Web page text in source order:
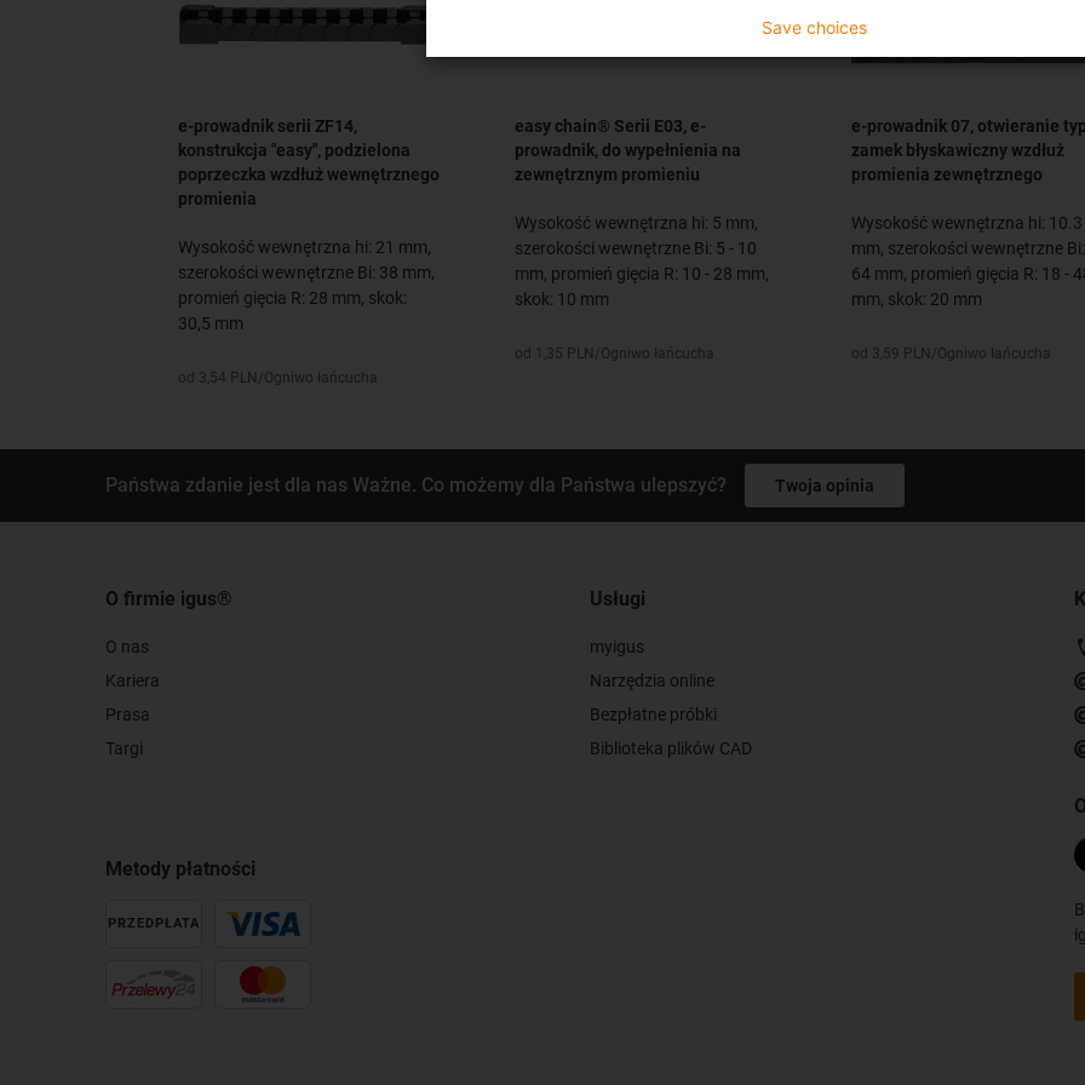
e-prowadnik serii ZF14,
konstrukcja "easy", podzielona
poprzeczka wzdłuż wewnętrznego
promienia
Wysokość wewnętrzna hi: 21 mm,
szerokości wewnętrzne Bi: 38 mm,
promień gięcia R: 28 mm, skok:
30,5 mm
od 3,54 PLN/Ogniwo łańcucha
easy chain® Serii E03, e-
prowadnik, do wypełnienia na
zewnętrznym promieniu
Wysokość wewnętrzna hi: 5 mm,
szerokości wewnętrzne Bi: 5 - 10
mm, promień gięcia R: 10 - 28 mm,
skok: 10 mm
od 1,35 PLN/Ogniwo łańcucha
e-prowadnik 07, otwieranie
zamek błyskawiczny wzdłuż
promienia zewnętrznego
Wysokość wewnętrzna hi: 10.3
mm, szerokości wewnętrzne
64 mm, promień gięcia R: 18 -
mm, skok: 20 mm
od 3,59 PLN/Ogniwo łańcucha
Państwa zdanie jest dla nas Ważne. Co możemy dla Państwa ulepszyć? Twoja opinia
O firmie igus®
O nas
Kariera
Prasa
Targi
Usługi
myigus
Narzędzia online
Bezpłatne próbki
Biblioteka plików CAD
Metody płatności
PRZEDPŁATA
Save choices